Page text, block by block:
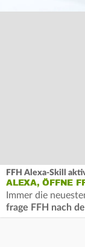
FFH Alexa-Skill
ALEXA, ÖFFNE
Immer die
frage FFH nach